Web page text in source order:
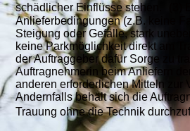
schädlicher Einflüsse stehen. (3)
Anlieferbedingungen (z.B. keine
Steigung oder Gefälle, stark
keine Parkmöglichkeit direkt am
der Auftraggeber dafür Sorge zu
Auftragnehmerin beim Anliefern
anderen erforderlichen Mitteln zur
Andernfalls behält sich die
Trauung ohne die Technik